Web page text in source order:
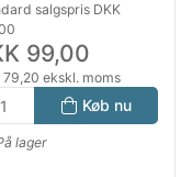
salgspris DKK
99,00
79,20 ekskl. moms
Køb nu
lager